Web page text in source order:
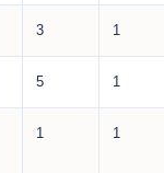
3 1
5 1
1 1